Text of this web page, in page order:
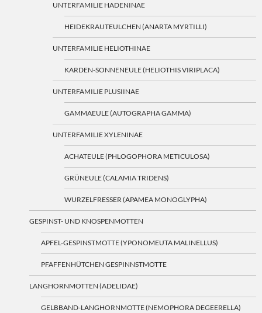
UNTERFAMILIE HADENINAE
HEIDEKRAUTEULCHEN (ANARTA MYRTILLI)
UNTERFAMILIE HELIOTHINAE
KARDEN-SONNENEULE (HELIOTHIS VIRIPLACA)
UNTERFAMILIE PLUSIINAE
GAMMAEULE (AUTOGRAPHA GAMMA)
UNTERFAMILIE XYLENINAE
ACHATEULE (PHLOGOPHORA METICULOSA)
GRÜNEULE (CALAMIA TRIDENS)
WURZELFRESSER (APAMEA MONOGLYPHA)
GESPINST- UND KNOSPENMOTTEN
APFEL-GESPINSTMOTTE (YPONOMEUTA MALINELLUS)
PFAFFENHÜTCHEN GESPINNSTMOTTE
LANGHORNMOTTEN (ADELIDAE)
GELBBAND-LANGHORNMOTTE (NEMOPHORA DEGEERELLA)